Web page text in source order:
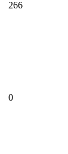
266
0